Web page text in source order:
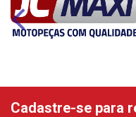
Cadastre-se para